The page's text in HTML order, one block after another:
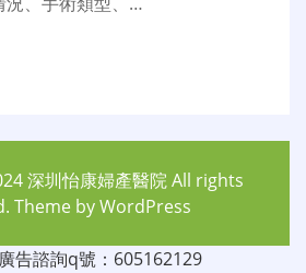
深圳怡康婦產醫院All rights
Theme byWordPress
告諮詢q號：605162129